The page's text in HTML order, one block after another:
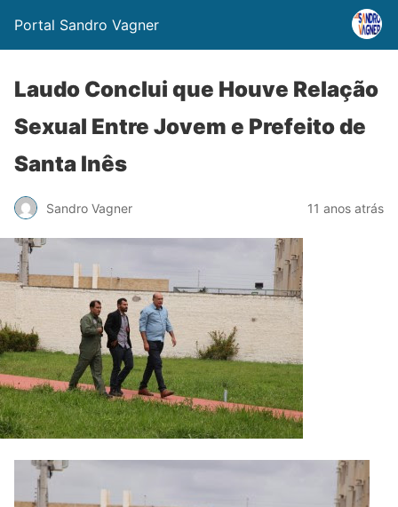
Portal Sandro Vagner
Laudo Conclui que Houve Relação
Sexual Entre Jovem e Prefeito de
Santa Inês
Sandro Vagner 11 anos atrás